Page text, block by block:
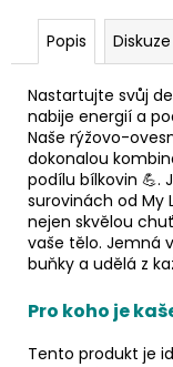
Popis Diskuze
Nastartujte svůj
nabije energií a
Naše rýžovo-
dokonalou
podílu bílkovin 💪.
surovinách od My
nejen skvělou
vaše tělo. Jemná
buňky a udělá z
Pro koho je
Tento produkt je